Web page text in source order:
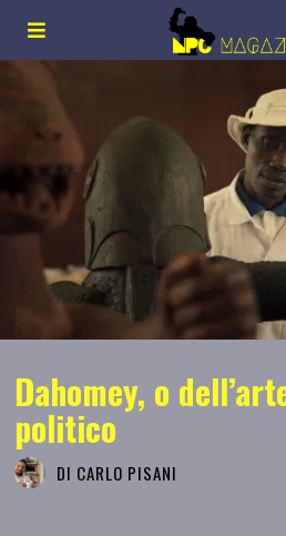
Dahomey, o
politico
DI CARLO PISANI